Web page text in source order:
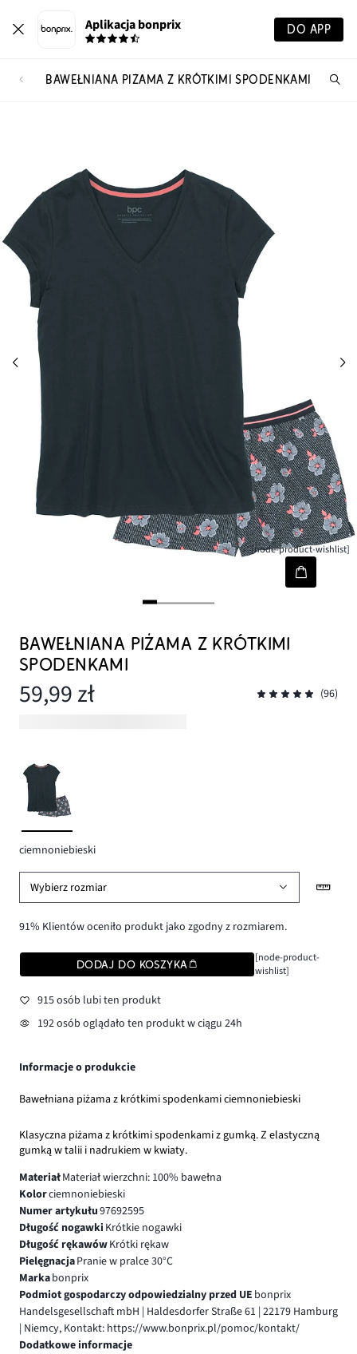
Aplikacja bonprix DO APP
BAWEŁNIANA PIŻAMA Z KRÓTKIMI SPODENKAMI
[node-product-wishlist]
BAWEŁNIANA PIŻAMA Z KRÓTKIMI
SPODENKAMI
59,99 zł (96)
ciemnoniebieski
Wybierz rozmiar
91% Klientów oceniło produkt jako zgodny z rozmiarem.
DODAJ DO KOSZYKA
[node-product-
wishlist]
915 osób lubi ten produkt
192 osób oglądało ten produkt w ciągu 24h
Informacje o produkcie
Bawełniana piżama z krótkimi spodenkami ciemnoniebieski
Klasyczna piżama z krótkimi spodenkami z gumką. Z elastyczną
gumką w talii i nadrukiem w kwiaty.
MateriałMateriał wierzchni: 100% bawełna
Kolorciemnoniebieski
Numer artykułu97692595
Długość nogawki Krótkie nogawki
Długość rękawówKrótki rękaw
PielęgnacjaPranie w pralce 30°C
Markabonprix
Podmiot gospodarczy odpowiedzialny przed UE bonprix
Handelsgesellschaft mbH | Haldesdorfer Straße 61 | 22179 Hamburg
| Niemcy, Kontakt: https://www.bonprix.pl/pomoc/kontakt/
Dodatkowe informacje